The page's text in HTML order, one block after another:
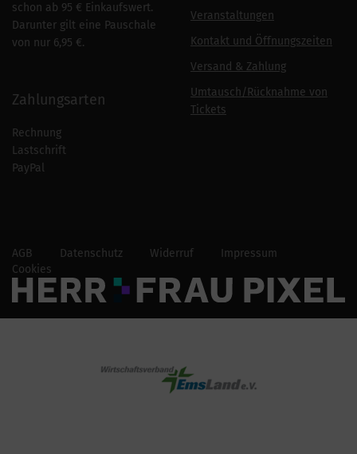
schon ab 95 € Einkaufswert.
Darunter gilt eine Pauschale
von nur 6,95 €.
Zahlungsarten
Rechnung
Lastschrift
PayPal
Veranstaltungen
Kontakt und Öffnungszeiten
Versand & Zahlung
Umtausch/Rücknahme von
Tickets
AGB Datenschutz Widerruf
Impressum
Cookies